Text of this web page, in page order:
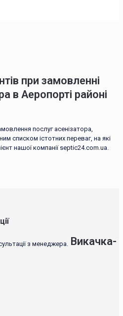
при замовленні
в Аеропорті районі
послуг асенізатора,
списком істотних переваг, на які
нашої компанії septic24.com.ua.
з менеджера. Викачка-